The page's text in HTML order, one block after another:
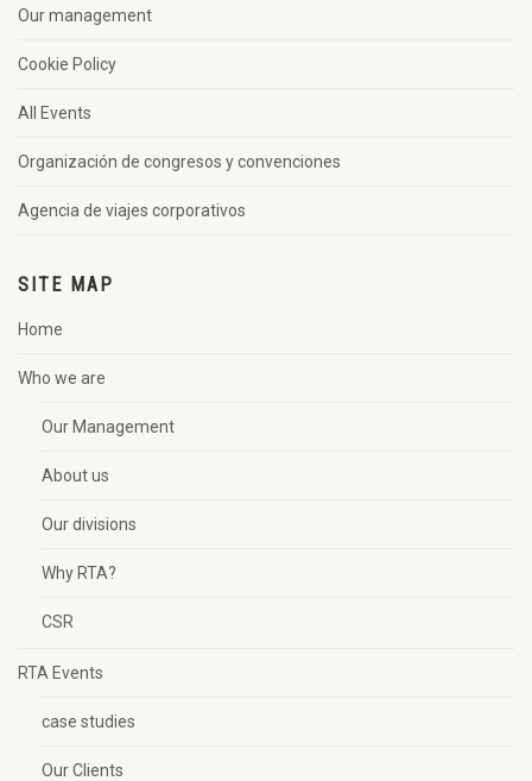
Our management
Cookie Policy
All Events
Organización de congresos y convenciones
Agencia de viajes corporativos
SITE MAP
Home
Who we are
Our Management
About us
Our divisions
Why RTA?
CSR
RTA Events
case studies
Our Clients